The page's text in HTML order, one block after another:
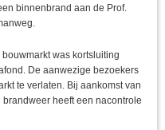
binnenbrand aan de Prof.
bouwmarkt was kortsluiting
De aanwezige bezoekers
te verlaten. Bij aankomst van
heeft een nacontrole